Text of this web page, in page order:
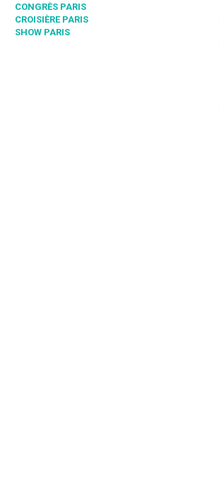
CONGRÈS PARIS
CROISIÈRE PARIS
SHOW PARIS